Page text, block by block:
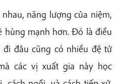
năng lượng của niệm,
hùng mạnh hơn. Đó là điều
đi đâu cũng có nhiều đệ tử
các vị xuất gia này học